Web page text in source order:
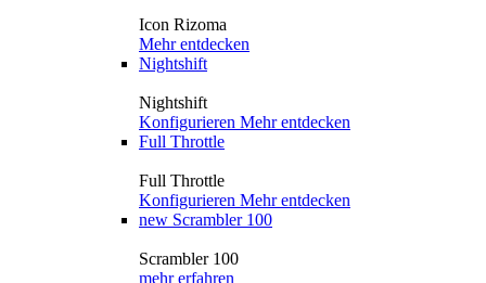
Icon Rizoma
Mehr entdecken
Nightshift
Nightshift
Konfigurieren Mehr entdecken
Full Throttle
Full Throttle
Konfigurieren Mehr entdecken
new Scrambler 100
Scrambler 100
mehr erfahren